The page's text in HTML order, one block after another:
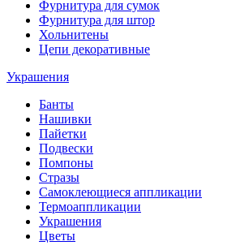
Фурнитура для сумок
Фурнитура для штор
Хольнитены
Цепи декоративные
Украшения
Банты
Нашивки
Пайетки
Подвески
Помпоны
Стразы
Самоклеющиеся аппликации
Термоаппликации
Украшения
Цветы